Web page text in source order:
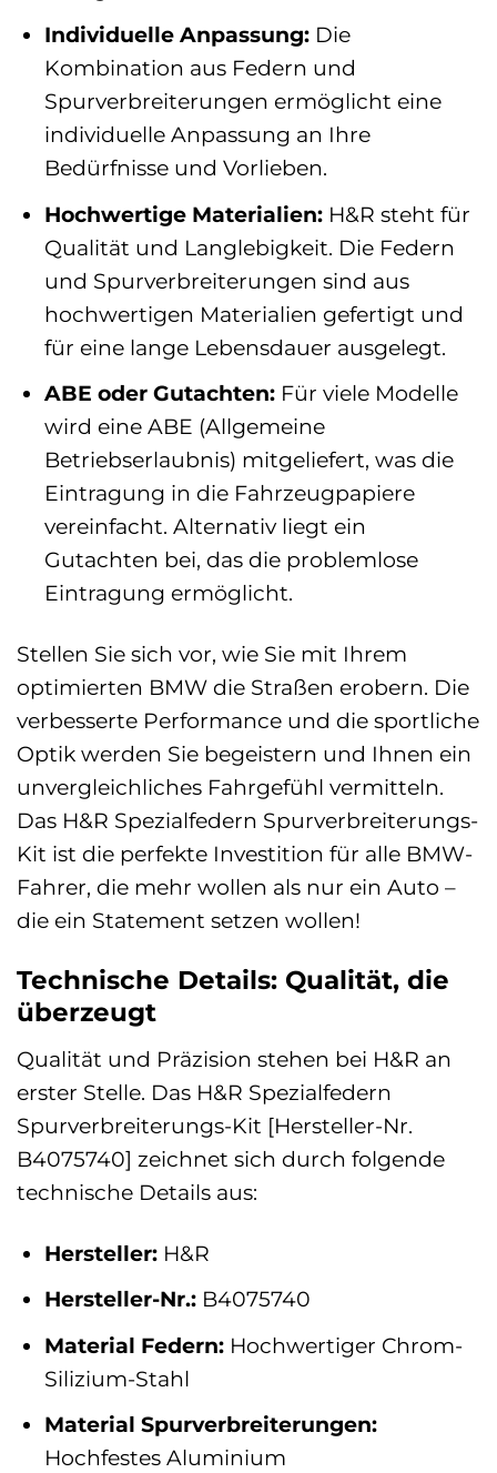
Individuelle Anpassung:Die
Kombination aus Federn und
Spurverbreiterungen ermöglicht eine
individuelle Anpassung an Ihre
Bedürfnisse und Vorlieben.
Hochwertige Materialien:H&R steht für
Qualität und Langlebigkeit. Die Federn
und Spurverbreiterungen sind aus
hochwertigen Materialien gefertigt und
für eine lange Lebensdauer ausgelegt.
ABE oder Gutachten:Für viele Modelle
wird eine ABE (Allgemeine
Betriebserlaubnis) mitgeliefert, was die
Eintragung in die Fahrzeugpapiere
vereinfacht. Alternativ liegt ein
Gutachten bei, das die problemlose
Eintragung ermöglicht.
Stellen Sie sich vor, wie Sie mit Ihrem
optimierten BMW die Straßen erobern. Die
verbesserte Performance und die sportliche
Optik werden Sie begeistern und Ihnen ein
unvergleichliches Fahrgefühl vermitteln.
Das H&R Spezialfedern Spurverbreiterungs-
Kit ist die perfekte Investition für alle BMW-
Fahrer, die mehr wollen als nur ein Auto –
die ein Statement setzen wollen!
Technische Details: Qualität, die
überzeugt
Qualität und Präzision stehen bei H&R an
erster Stelle. Das H&R Spezialfedern
Spurverbreiterungs-Kit [Hersteller-Nr.
B4075740] zeichnet sich durch folgende
technische Details aus:
Hersteller:H&R
Hersteller-Nr.:B4075740
Material Federn:Hochwertiger Chrom-
Silizium-Stahl
Material Spurverbreiterungen:
Hochfestes Aluminium